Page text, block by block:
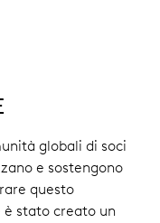
globali di soci
e sostengono
questo
stato creato un